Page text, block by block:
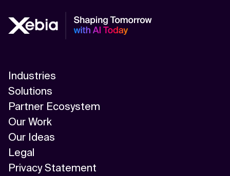
Industries
Solutions
Partner Ecosystem
Our Work
Our Ideas
Legal
Privacy Statement